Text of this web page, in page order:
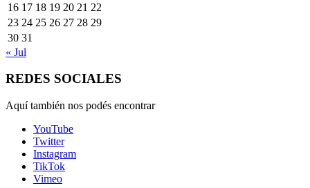
16 17 18 19 20 21 22
23 24 25 26 27 28 29
30 31
« Jul
REDES SOCIALES
Aquí también nos podés encontrar
YouTube
Twitter
Instagram
TikTok
Vimeo